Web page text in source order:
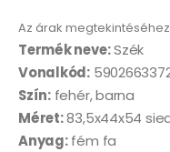
Az árak
Termék neve:Szék
Vonalkód:
Szín:fehér, barna
Méret:83,5x44x54
Anyag:fém fa